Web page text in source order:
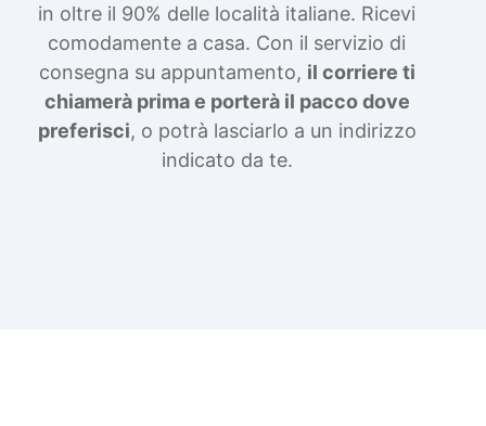
in oltre il 90% delle località italiane. Ricevi
comodamente a casa. Con il servizio di
consegna su appuntamento, il corriere ti
chiamerà prima e porterà il pacco dove
preferisci, o potrà lasciarlo a un indirizzo
indicato da te.